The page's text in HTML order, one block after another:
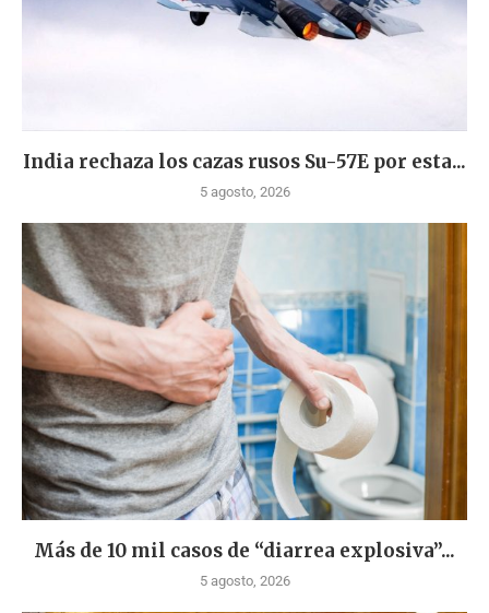
India rechaza los cazas rusos Su-57E por esta...
5 agosto, 2026
Más de 10 mil casos de “diarrea explosiva”...
5 agosto, 2026